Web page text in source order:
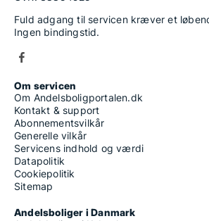
Fuld adgang til servicen kræver et
Ingen bindingstid.
Om servicen
Om Andelsboligportalen.dk
Kontakt & support
Abonnementsvilkår
Generelle vilkår
Servicens indhold og værdi
Datapolitik
Cookiepolitik
Sitemap
Andelsboliger i Danmark